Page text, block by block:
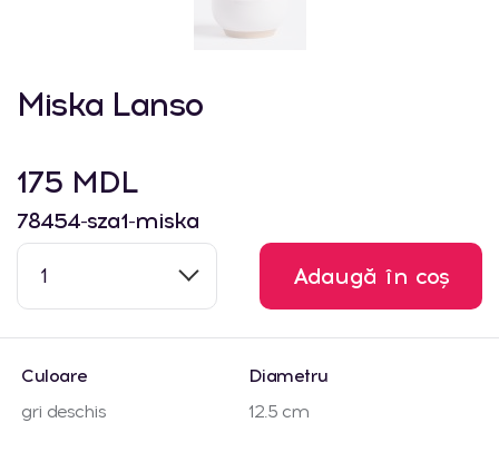
Miska Lanso
175 MDL
78454-sza1-miska
1 Adaugă în coș
Culoare
gri deschis
Diametru
12.5 cm